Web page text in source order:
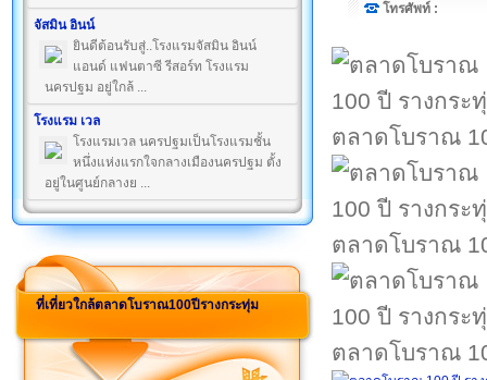
จัสมิน อินน์
ยินดีต้อนรับสู่..โรงแรมจัสมิน อินน์
แอนด์ แฟนตาซี รีสอร์ท โรงแรม
นครปฐม อยู่ใกล้ ...
โรงแรม เวล
โรงแรมเวล นครปฐมเป็นโรงแรมชั้น
หนึ่งแห่งแรกใจกลางเมืองนครปฐม ตั้ง
อยู่ในศูนย์กลางย ...
ที่เที่ยวใกล้ตลาดโบราณ100ปีรางกระทุ่ม
โทรศัพท์ :
ตลาดโบราณ
ตลาดโบราณ
ตลาดโบราณ